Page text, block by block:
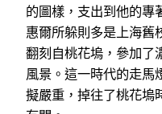
的圖樣，支出到他的專
惠爾所躲則多是上海舊
翻刻自桃花塢，參加了
風景。這一時代的走馬
擬嚴重，掉往了桃花塢